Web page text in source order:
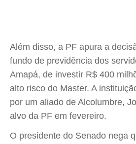
Além disso, a PF apura a
fundo de previdência dos
Amapá, de investir R$ 400
alto risco do Master. A
por um aliado de Alcolumbre,
alvo da PF em fevereiro.
O presidente do Senado nega